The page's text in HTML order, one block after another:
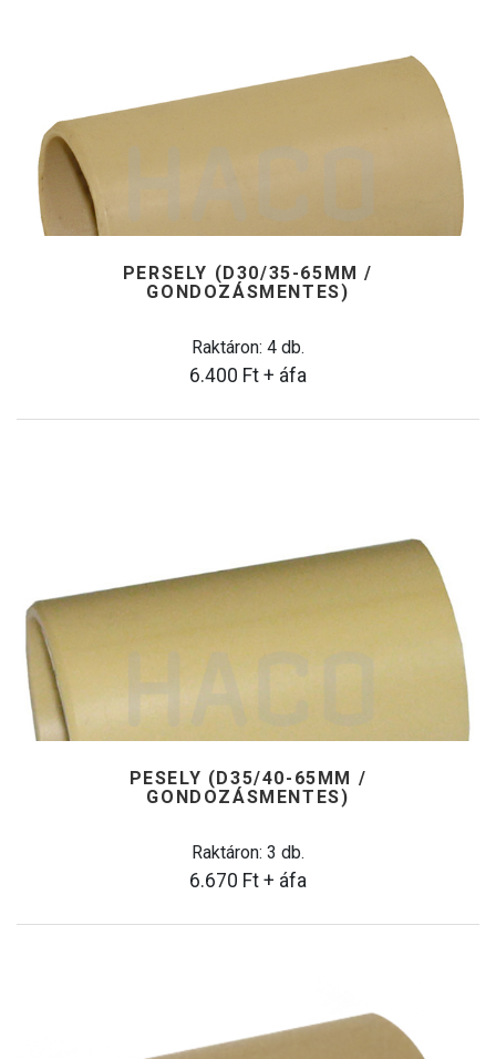
PERSELY (D30/35-65MM /
GONDOZÁSMENTES)
Raktáron: 4 db.
6.400 Ft + áfa
PESELY (D35/40-65MM /
GONDOZÁSMENTES)
Raktáron: 3 db.
6.670 Ft + áfa